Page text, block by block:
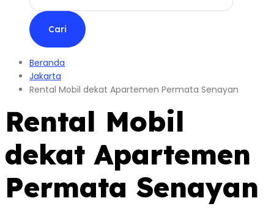
Beranda
Jakarta
Rental Mobil dekat Apartemen Permata Senayan
Rental Mobil
dekat Apartemen
Permata Senayan